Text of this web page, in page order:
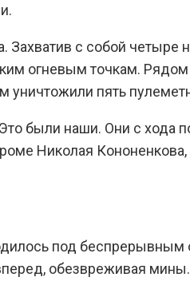
с собой четыре
огневым точкам.
пять
были наши. Они с хода
Николая
под беспрерывным
обезвреживая мины.